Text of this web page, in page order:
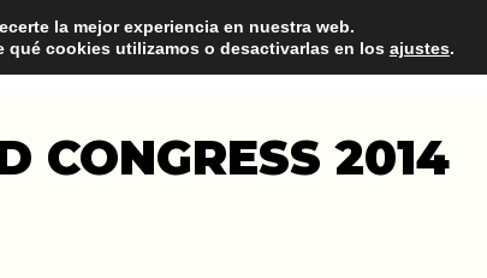
CONSULTORIA PRODUCT MANAGEMENT
CONGRESS 2014
la mejor experiencia en nuestra web.
qué cookies utilizamos o desactivarlas en los ajustes.